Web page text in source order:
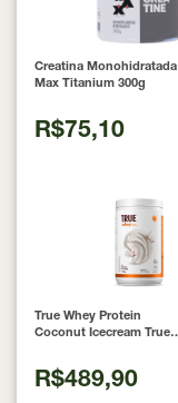
Creatina Monohidratada
Max Titanium 300g
R$75,10
True Whey Protein
Coconut Icecream True
R$489,90